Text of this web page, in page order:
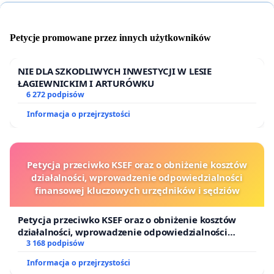
Agencje bezsprzecznie wykorzystują fakt, że
minimalną stawką godzinową stosowaną przy
umowach innego rodzaju, a ich podpisanie, co do
zasady, zamyka nam możliwość odwołania się do
(np. sąd) mogących wpłynąć na zmianę ich
warunków, w tym głównie wynagrodzenia. W
zaistniałej sytuacji nie mamy jakichkolwiek
mechanizmów prawnych, aby zakwestionować
stawki, narzucone nam w umowach.
Wynagrodzenie - w ramach którego mieści się
przeniesienie autorskich praw majątkowych do
artystycznego wykonania - jakie otrzymujemy za
Petycje promowane przez innych użytkowników
NIE DLA SZKODLIWYCH INWESTYCJI W LESIE
ŁAGIEWNICKIM I ARTURÓWKU
6 272 podpisów
Informacja o przejrzystości
Petycja przeciwko KSEF oraz o obniżenie kosztów
działalności, wprowadzenie odpowiedzialności
finansowej kluczowych urzędników i sędziów
Petycja przeciwko KSEF oraz o obniżenie kosztów
działalności, wprowadzenie odpowiedzialności
finansowej kluczowych urzędników i sędziów
3 168 podpisów
Informacja o przejrzystości